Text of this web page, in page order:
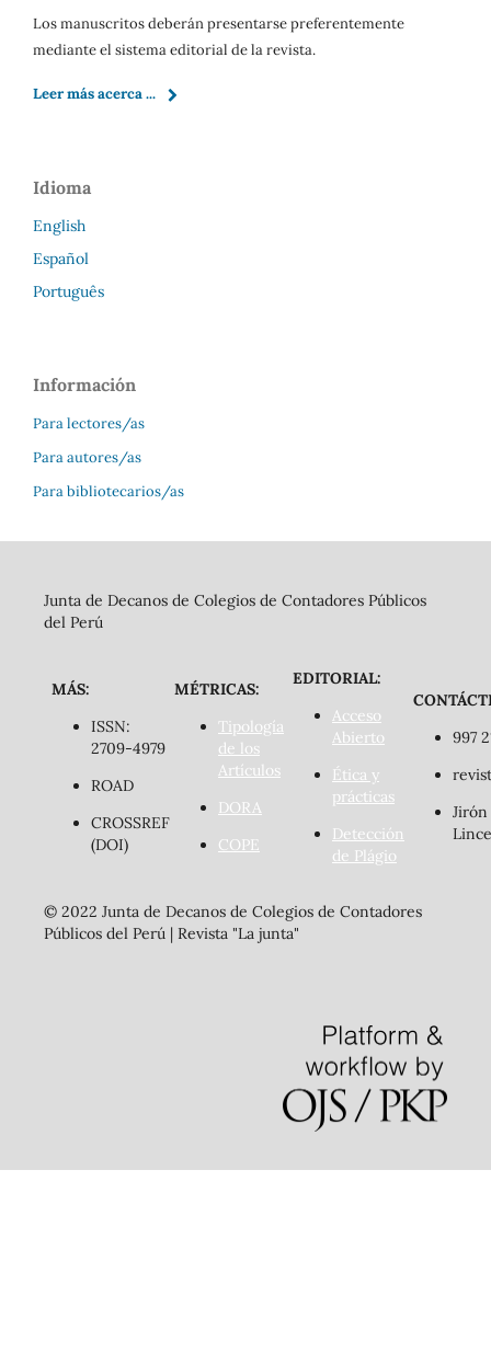
Los manuscritos deberán presentarse preferentemente
mediante el sistema editorial de la revista.
Leer más acerca ...
Idioma
English
Español
Português
Información
Para lectores/as
Para autores/as
Para bibliotecarios/as
Junta de Decanos de Colegios de Contadores Públicos
del Perú
MÁS:
ISSN:
2709-4979
ROAD
CROSSREF
(DOI)
MÉTRICAS:
Tipología
de los
Artículos
DORA
COPE
EDITORIAL:
Acceso
Abierto
Ética y
prácticas
Detección
de Plágio
997
Jirón
© 2022 Junta de Decanos de Colegios de Contadores
Públicos del Perú | Revista "La junta"